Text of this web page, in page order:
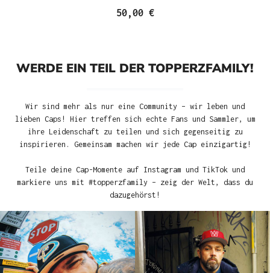
50,00 €
WERDE EIN TEIL DER TOPPERZFAMILY!
Wir sind mehr als nur eine Community – wir leben und
lieben Caps! Hier treffen sich echte Fans und Sammler, um
ihre Leidenschaft zu teilen und sich gegenseitig zu
inspirieren. Gemeinsam machen wir jede Cap einzigartig!
Teile deine Cap-Momente auf Instagram und TikTok und
markiere uns mit #topperzfamily – zeig der Welt, dass du
dazugehörst!